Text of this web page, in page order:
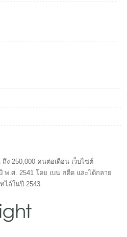
ง 250,000 คนต่อเดือน เว็บไซต์
พ.ศ. 2541 โดย เบน สตีด และได้กลาย
ไล์ในปี 2543